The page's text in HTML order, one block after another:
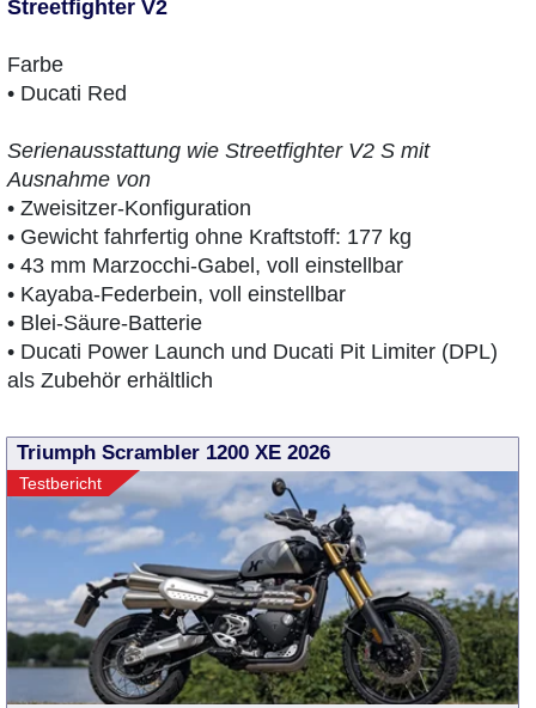
Streetfighter V2
Farbe
• Ducati Red
Serienausstattung wie Streetfighter V2 S mit
Ausnahme von
• Zweisitzer-Konfiguration
• Gewicht fahrfertig ohne Kraftstoff: 177 kg
• 43 mm Marzocchi-Gabel, voll einstellbar
• Kayaba-Federbein, voll einstellbar
• Blei-Säure-Batterie
• Ducati Power Launch und Ducati Pit Limiter (DPL)
als Zubehör erhältlich
Triumph Scrambler 1200 XE 2026
Testbericht